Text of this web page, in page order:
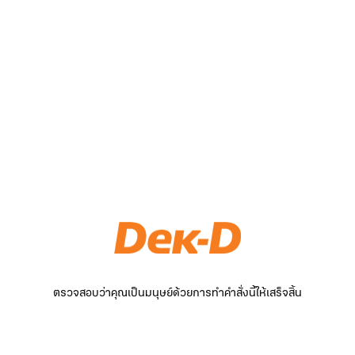
ตรวจสอบว่าคุณเป็นมนุษย์ด้วยการทำคำสั่งนี้ให้เสร็จสิ้น